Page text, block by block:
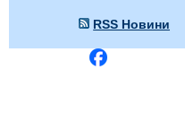
RSS Новини